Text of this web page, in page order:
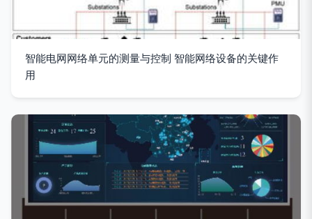
智能电网网络单元的测量与控制 智能网络设备的关键作
用